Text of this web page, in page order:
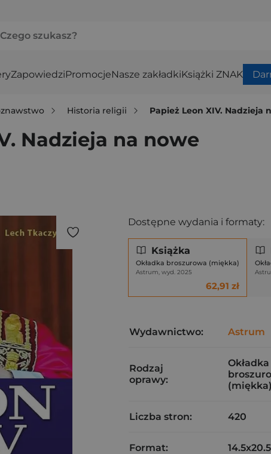
ZapowiedziPromocjeNasze zakładkiKsiążki ZNAK
Historia religii Papież Leon XIV. Nadzieja
Nadzieja na nowe
Dostępne wydania i formaty:
Książka
Okładka broszurowa (miękka)
Astrum, wyd. 2025
62,91 zł
Wydawnictwo: Astrum
Rodzaj
oprawy:
Okładka
(miękka)
Liczba stron: 420
Format: